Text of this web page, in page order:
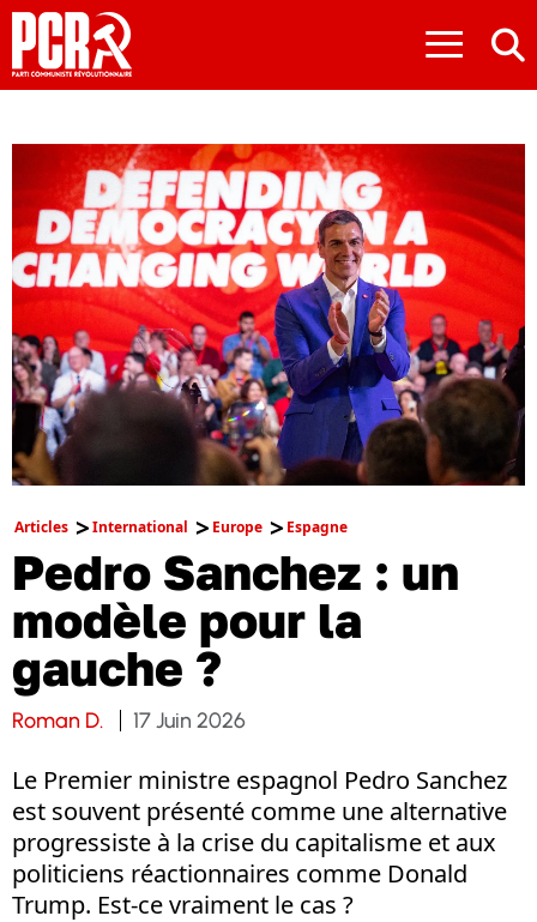
≡
Articles International Europe Espagne
Pedro Sanchez : un
modèle pour la
gauche ?
Roman D. 17 Juin 2026
Le Premier ministre espagnol Pedro Sanchez
est souvent présenté comme une alternative
progressiste à la crise du capitalisme et aux
politiciens réactionnaires comme Donald
Trump. Est-ce vraiment le cas ?